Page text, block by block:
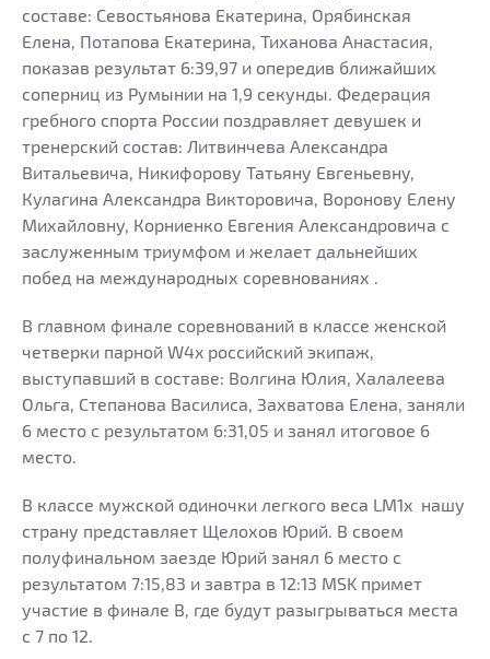
составе: Севостьянова Екатерина, Орябинская
Елена, Потапова Екатерина, Тиханова Анастасия,
показав результат 6:39,97 и опередив ближайших
соперниц из Румынии на 1,9 секунды. Федерация
гребного спорта России поздравляет девушек и
тренерский состав: Литвинчева Александра
Витальевича, Никифорову Татьяну Евгеньевну,
Кулагина Александра Викторовича, Воронову Елену
Михайловну, Корниенко Евгения Александровича с
заслуженным триумфом и желает дальнейших
побед на международных соревнованиях .
В главном финале соревнований в классе женской
четверки парной W4x российский экипаж,
выступавший в составе: Волгина Юлия, Халалеева
Ольга, Степанова Василиса, Захватова Елена, заняли
6 место с результатом 6:31,05 и занял итоговое 6
место.
В классе мужской одиночки легкого веса LM1x нашу
страну представляет Щелохов Юрий. В своем
полуфинальном заезде Юрий занял 6 место с
результатом 7:15,83 и завтра в 12:13 MSK примет
участие в финале В, где будут разыгрываться места
с 7 по 12.